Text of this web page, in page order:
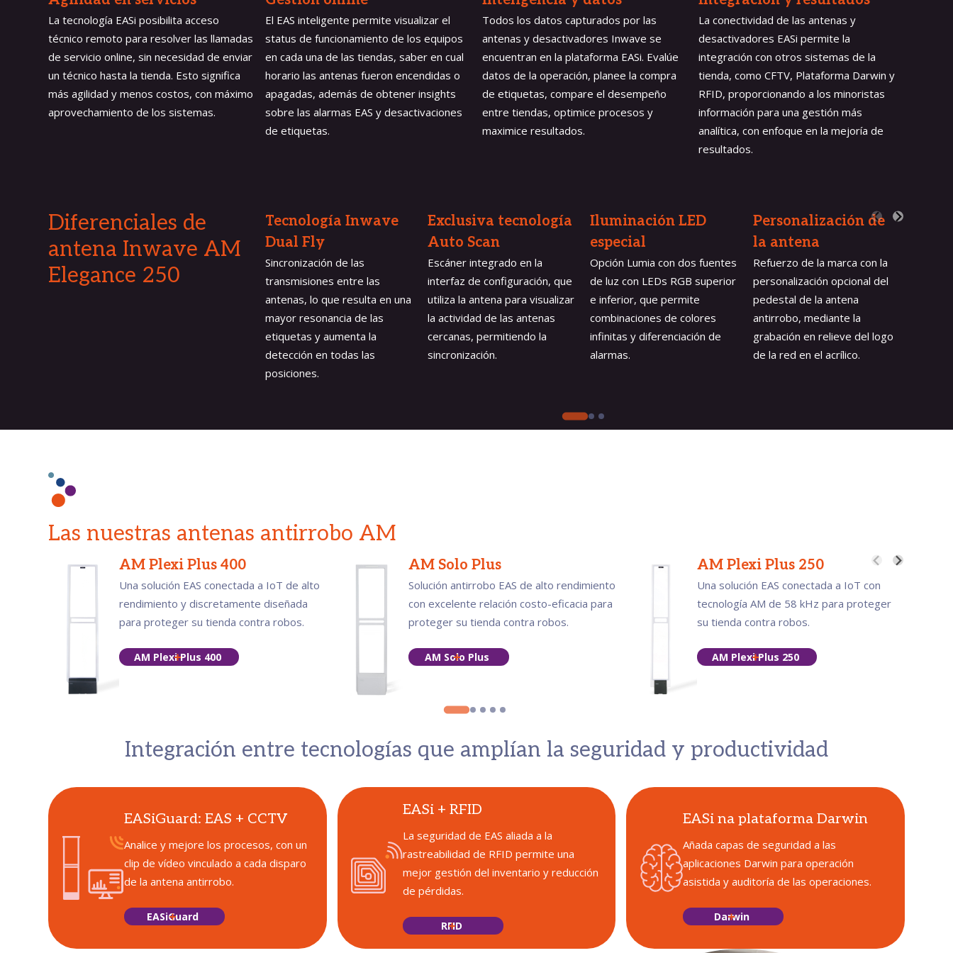
La tecnología EASi posibilita acceso
técnico remoto para resolver las llamadas
de servicio online, sin necesidad de enviar
un técnico hasta la tienda. Esto significa
más agilidad y menos costos, con máximo
aprovechamiento de los sistemas.
El EAS inteligente permite visualizar el
status de funcionamiento de los equipos
en cada una de las tiendas, saber en cual
horario las antenas fueron encendidas o
apagadas, además de obtener insights
sobre las alarmas EAS y desactivaciones
de etiquetas.
Todos los datos capturados por las
antenas y desactivadores Inwave se
encuentran en la plataforma EASi. Evalúe
datos de la operación, planee la compra
de etiquetas, compare el desempeño
entre tiendas, optimice procesos y
maximice resultados.
La conectividad de las antenas y
desactivadores EASi permite la
integración con otros sistemas de la
tienda, como CFTV, Plataforma Darwin y
RFID, proporcionando a los minoristas
información para una gestión más
analítica, con enfoque en la mejoría de
resultados.
Diferenciales de
antena Inwave AM
Elegance 250
Tecnología Inwave
Dual Fly
Sincronización de las
transmisiones entre las
antenas, lo que resulta en una
mayor resonancia de las
etiquetas y aumenta la
detección en todas las
posiciones.
Exclusiva tecnología
Auto Scan
Escáner integrado en la
interfaz de configuración, que
utiliza la antena para visualizar
la actividad de las antenas
cercanas, permitiendo la
sincronización.
Iluminación LED
especial
Opción Lumia con dos fuentes
de luz con LEDs RGB superior
e inferior, que permite
combinaciones de colores
infinitas y diferenciación de
alarmas.
Personalización de
la antena
Refuerzo de la marca con la
personalización opcional del
pedestal de la antena
antirrobo, mediante la
grabación en relieve del logo
de la red en el acrílico.
Las nuestras antenas antirrobo AM
AM Plexi Plus 400
Una solución EAS conectada a IoT de alto
rendimiento y discretamente diseñada
para proteger su tienda contra robos.
AM Plexi Plus 400
AM Solo Plus
Solución antirrobo EAS de alto rendimiento
con excelente relación costo-eficacia para
proteger su tienda contra robos.
AM Solo Plus
AM Plexi Plus 250
Una solución EAS conectada a IoT con
tecnología AM de 58 kHz para proteger
su tienda contra robos.
AM Plexi Plus 250
Integración entre tecnologías que amplían la seguridad y productividad
EASiGuard: EAS + CCTV
Analice y mejore los procesos, con un
clip de vídeo vinculado a cada disparo
de la antena antirrobo.
EASiGuard
EASi + RFID
La seguridad de EAS aliada a la
rastreabilidad de RFID permite una
mejor gestión del inventario y reducción
de pérdidas.
RFID
EASi na plataforma Darwin
Añada capas de seguridad a las
aplicaciones Darwin para operación
asistida y auditoría de las operaciones.
Darwin